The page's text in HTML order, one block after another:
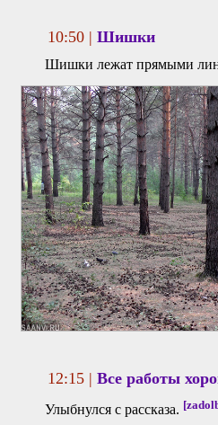
10:50 |Шишки
Шишки лежат прямыми
12:15 |Все работы
Улыбнулся с рассказа.